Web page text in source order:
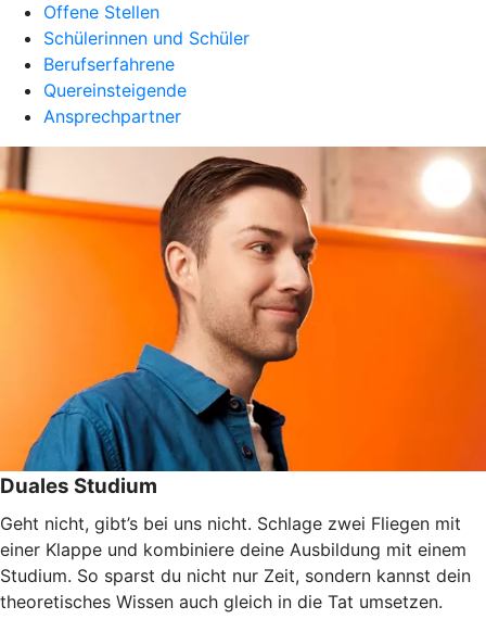
Offene Stellen
Schülerinnen und Schüler
Berufserfahrene
Quereinsteigende
Ansprechpartner
Duales Studium
Geht nicht, gibt’s bei uns nicht. Schlage zwei Fliegen mit
einer Klappe und kombiniere deine Ausbildung mit einem
Studium. So sparst du nicht nur Zeit, sondern kannst dein
theoretisches Wissen auch gleich in die Tat umsetzen.